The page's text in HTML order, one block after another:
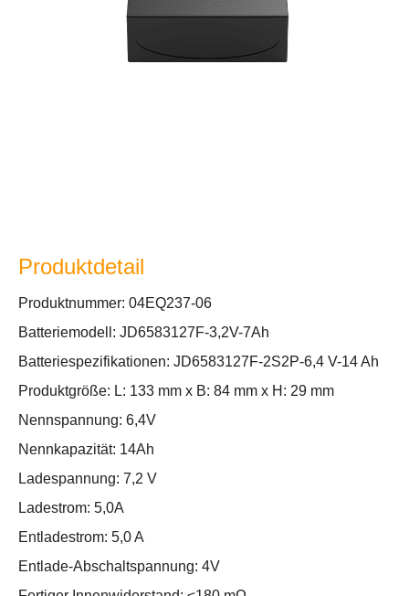
Produktdetail
Produktnummer: 04EQ237-06
Batteriemodell: JD6583127F-3,2V-7Ah
Batteriespezifikationen: JD6583127F-2S2P-6,4 V-14 Ah
Produktgröße: L: 133 mm x B: 84 mm x H: 29 mm
Nennspannung: 6,4V
Nennkapazität: 14Ah
Ladespannung: 7,2 V
Ladestrom: 5,0A
Entladestrom: 5,0 A
Entlade-Abschaltspannung: 4V